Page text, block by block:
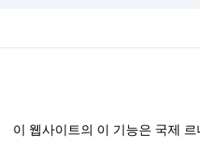
이 웹사이트의 이 기능은 국제